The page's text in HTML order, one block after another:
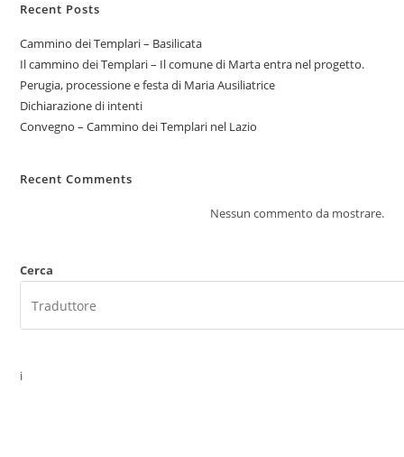
Recent Posts
Cammino dei Templari – Basilicata
Il cammino dei Templari – Il comune di Marta entra nel progetto.
Perugia, processione e festa di Maria Ausiliatrice
Dichiarazione di intenti
Convegno – Cammino dei Templari nel Lazio
Recent Comments
Nessun commento da mostrare.
Cerca
i